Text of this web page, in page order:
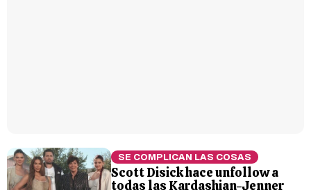
SE COMPLICAN LAS COSAS
Scott Disick hace unfollow a
todas las Kardashian-Jenner